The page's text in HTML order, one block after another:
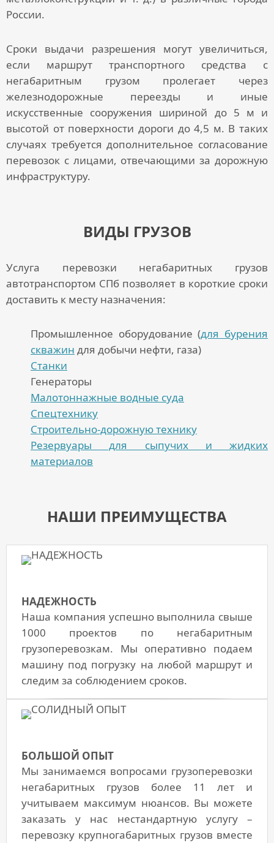
России.
Сроки выдачи разрешения могут увеличиться,
если маршрут транспортного средства с
негабаритным грузом пролегает через
железнодорожные переезды и иные
искусственные сооружения шириной до 5 м и
высотой от поверхности дороги до 4,5 м. В таких
случаях требуется дополнительное согласование
перевозок с лицами, отвечающими за дорожную
инфраструктуру.
ВИДЫ ГРУЗОВ
Услуга перевозки негабаритных грузов
автотранспортом СПб позволяет в короткие сроки
доставить к месту назначения:
Промышленное оборудование (для бурения
скважин для добычи нефти, газа)
Станки
Генераторы
Малотоннажные водные суда
Спецтехнику
Строительно-дорожную технику
Резервуары для сыпучих и жидких
материалов
НАШИ ПРЕИМУЩЕСТВА
НАДЕЖНОСТЬ
Наша компания успешно выполнила свыше
1000 проектов по негабаритным
грузоперевозкам. Мы оперативно подаем
машину под погрузку на любой маршрут и
следим за соблюдением сроков.
БОЛЬШОЙ ОПЫТ
Мы занимаемся вопросами грузоперевозки
негабаритных грузов более 11 лет и
учитываем максимум нюансов. Вы можете
заказать у нас нестандартную услугу –
перевозку крупногабаритных грузов вместе